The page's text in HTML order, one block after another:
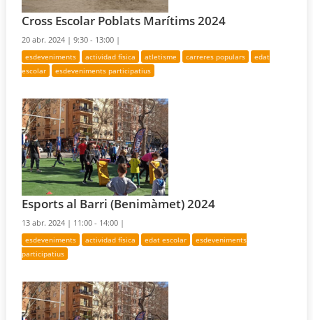
Cross Escolar Poblats Marítims 2024
20 abr. 2024 |9:30 - 13:00 |
esdeveniments actividad física atletisme carreres populars
edat
escolar
esdeveniments participatius
Esports al Barri (Benimàmet) 2024
13 abr. 2024 | 11:00 - 14:00 |
esdeveniments actividad física edat escolar
esdeveniments
participatius